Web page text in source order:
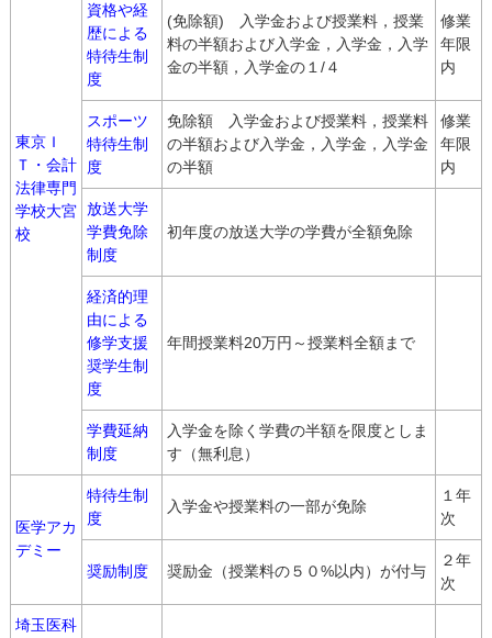
東京Ｉ
Ｔ・会計
法律専門
学校大宮
校
資格や経
歴による
特待生制
度
(免除額) 入学金および授業料，授業
料の半額および入学金，入学金，入学
金の半額，入学金の１/４
修業
年限
内
スポーツ
特待生制
度
免除額 入学金および授業料，授業料
の半額および入学金，入学金，入学金
の半額
修業
年限
内
放送大学
学費免除
制度
初年度の放送大学の学費が全額免除
経済的理
由による
修学支援
奨学生制
度
年間授業料20万円～授業料全額まで
学費延納
制度
入学金を除く学費の半額を限度としま
す（無利息）
医学アカ
デミー
特待生制
度
入学金や授業料の一部が免除
１年
次
奨励制度 奨励金（授業料の５０%以内）が付与
２年
次
埼玉医科